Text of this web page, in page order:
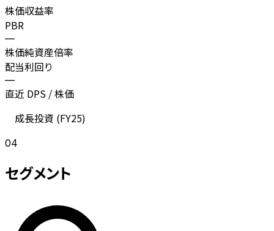
株価収益率
PBR
—
株価純資産倍率
配当利回り
—
直近 DPS / 株価
成長投資 (FY25)
04
セグメント